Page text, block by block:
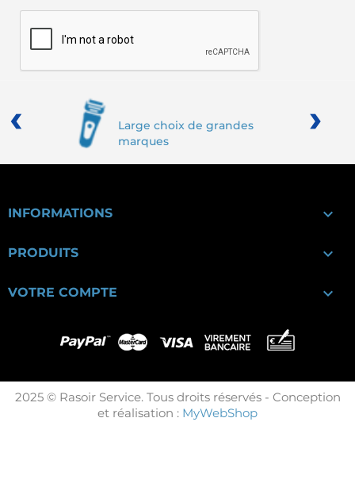
Large choix de grandes
marques
‹ ›
INFORMATIONS 
PRODUITS 
VOTRE COMPTE 
2025 © Rasoir Service. Tous droits réservés - Conception
et réalisation : MyWebShop